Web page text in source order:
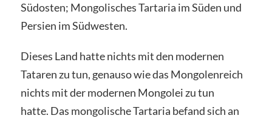
Südosten; Mongolisches Tartaria im Süden und
Persien im Südwesten.
Dieses Land hatte nichts mit den modernen
Tataren zu tun, genauso wie das Mongolenreich
nichts mit der modernen Mongolei zu tun
hatte. Das mongolische Tartaria befand sich an